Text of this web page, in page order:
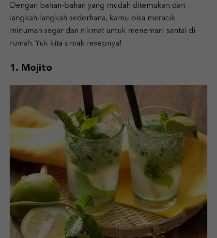
Dengan bahan-bahan yang mudah ditemukan dan
langkah-langkah sederhana, kamu bisa meracik
minuman segar dan nikmat untuk menemani santai di
rumah. Yuk kita simak resepnya!
1. Mojito